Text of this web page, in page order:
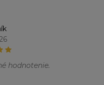
hodnotenie.